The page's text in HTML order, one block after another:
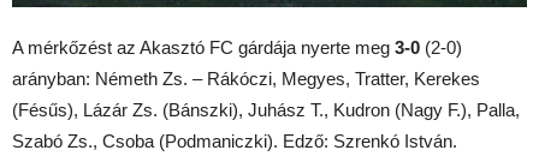
A mérkőzést az Akasztó FC gárdája nyerte meg 3-0 (2-0)
arányban: Németh Zs. – Rákóczi, Megyes, Tratter, Kerekes
(Fésűs), Lázár Zs. (Bánszki), Juhász T., Kudron (Nagy F.), Palla,
Szabó Zs., Csoba (Podmaniczki). Edző: Szrenkó István.